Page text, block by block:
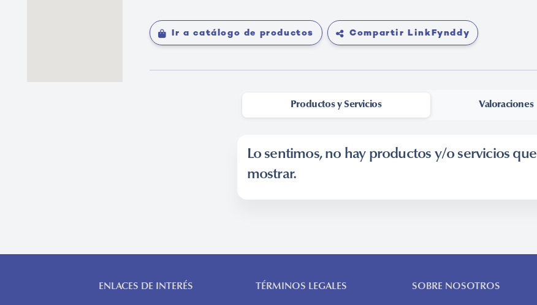
Ir a catálogo de productos Compartir LinkFynddy
Productos y Servicios Valoraciones
-
Lo sentimos, no hay productos y/o servicios que
mostrar.
ENLACES DE INTERÉS TÉRMINOS LEGALES SOBRE NOSOTROS